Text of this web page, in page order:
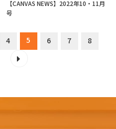
【CANVAS NEWS】2022年10・11月
号
4 5 6 7
8